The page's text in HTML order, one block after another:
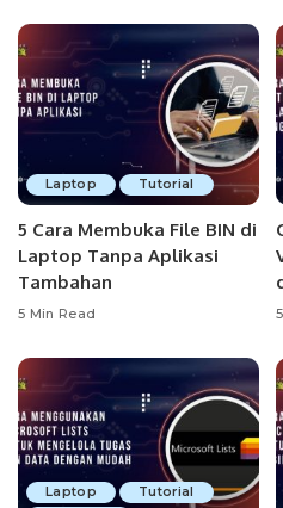
Laptop Tutorial
5 Cara Membuka File BIN di
Laptop Tanpa Aplikasi
Tambahan
5 Min Read
Laptop
Tutorial